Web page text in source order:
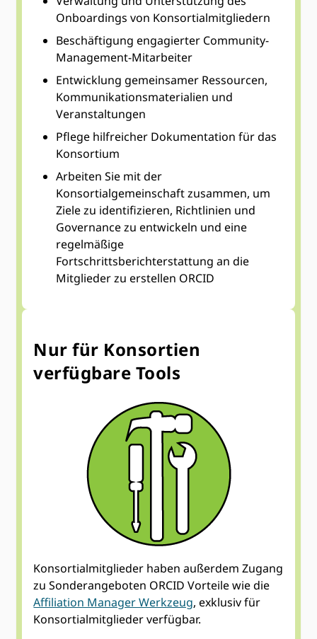
Onboardings von Konsortialmitgliedern
Beschäftigung engagierter Community-
Management-Mitarbeiter
Entwicklung gemeinsamer Ressourcen,
Kommunikationsmaterialien und
Veranstaltungen
Pflege hilfreicher Dokumentation für das
Konsortium
Arbeiten Sie mit der
Konsortialgemeinschaft zusammen, um
Ziele zu identifizieren, Richtlinien und
Governance zu entwickeln und eine
regelmäßige
Fortschrittsberichterstattung an die
Mitglieder zu erstellen ORCID
Nur für Konsortien
verfügbare Tools
Konsortialmitglieder haben außerdem Zugang
zu Sonderangeboten ORCID Vorteile wie die
Affiliation Manager Werkzeug, exklusiv für
Konsortialmitglieder verfügbar.